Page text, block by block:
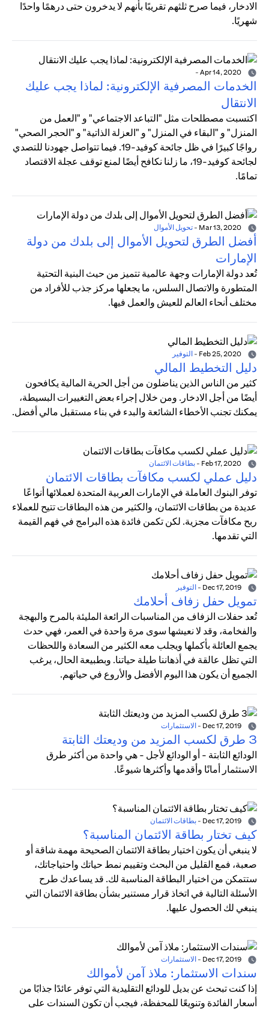
الادخار، فيما صرح ثلثهم تقريبًا بأنهم لا يدخرون حتى درهمًا واحدًا
شهريًا.
-
الخدمات المصرفية الإلكترونية: لماذا يجب عليك
الانتقال
اكتسبت مصطلحات مثل "التباعد الاجتماعي" و "العمل من
المنزل" و "البقاء في المنزل" و "العزلة الذاتية" و "الحجر الصحي"
رواجًا كبيرًا في ظل جائحة كوفيد-19. فيما تتواصل جهودنا للتصدي
لجائحة كوفيد-19، ما زلنا نكافح أيضًا لمنع توقف عجلة الاقتصاد
تمامًا.
- تحويل الأموال
أفضل الطرق لتحويل الأموال إلى بلدك من دولة
الإمارات
تُعد دولة الإمارات وجهة عالمية تتميز من حيث البنية التحتية
المتطورة والاتصال السلس، ما يجعلها مركز جذب للأفراد من
مختلف أنحاء العالم للعيش والعمل فيها.
- التوفير
دليل التخطيط المالي
كثير من الناس الذين يناضلون من أجل الحرية المالية يكافحون
أيضًا من أجل الادخار. ومن خلال إجراء بعض التغييرات البسيطة،
يمكنك تجنب الأخطاء الشائعة والبدء في بناء مستقبل مالي أفضل.
- بطاقات الائتمان
دليل عملي لكسب مكافآت بطاقات الائتمان
توفر البنوك العاملة في الإمارات العربية المتحدة لعملائها أنواعًا
عديدة من بطاقات الائتمان، والكثير من هذه البطاقات تتيح للعملاء
ربح مكافآت مجزية. لكن تكمن فائدة هذه البرامج في فهم القيمة
التي تقدمها.
- التوفير
تمويل حفل زفاف أحلامك
تُعد حفلات الزفاف من المناسبات الرائعة المليئة بالمرح والبهجة
والفخامة، وقد لا نعيشها سوى مرة واحدة في العمر، فهي حدث
يجمع العائلة بأكملها ويجلب معه الكثير من السعادة واللحظات
التي تظل عالقة في أذهاننا طيلة حياتنا. وبطبيعة الحال، يرغب
الجميع أن يكون هذا اليوم الأفضل والأروع في حياتهم.
- الاستثمارات
3 طرق لكسب المزيد من وديعتك الثابتة
الودائع الثابتة - أو الودائع لأجل - هي واحدة من أكثر طرق
الاستثمار أمانًا وأقدمها وأكثرها شيوعًا.
- بطاقات الائتمان
كيف تختار بطاقة الائتمان المناسبة؟
لا ينبغي أن يكون اختيار بطاقة الائتمان الصحيحة مهمة شاقة أو
صعبة، فمع القليل من البحث وتقييم نمط حياتك واحتياجاتك،
ستتمكن من اختيار البطاقة المناسبة لك. قد يساعدك طرح
الأسئلة التالية في اتخاذ قرار مستنير بشأن بطاقة الائتمان التي
ينبغي لك الحصول عليها.
- الاستثمارات
سندات الاستثمار: ملاذ آمن لأموالك
إذا كنت تبحث عن بديل للودائع التقليدية التي توفر عائدًا جذابًا من
أسعار الفائدة وتنويعًا للمحفظة، فيجب أن تكون السندات على